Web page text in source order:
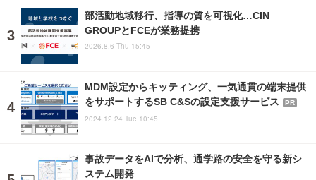
部活動地域移行、指導の質を可視化…CIN
GROUPとFCEが業務提携
2026.8.6 Thu 15:45
MDM設定からキッティング、一気通貫の端末提供
をサポートするSB C&Sの設定支援サービス
PR
2024.12.24 Tue 10:45
事故データをAIで分析、通学路の安全を守る新シ
ステム開発